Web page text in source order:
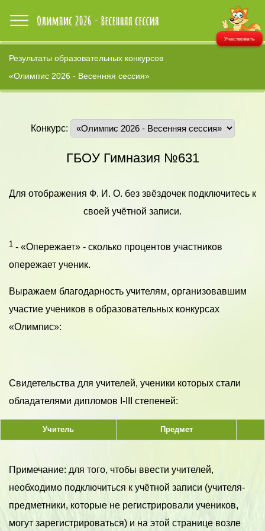
Участвовать
Результаты образовательных конкурсов
«Олимпис 2026 - Весенняя сессия»
Конкурс:
ГБОУ Гимназия №631
Для отображения Ф. И. О. без звёздочек подключитесь к
своей учётной записи.
1 - «Опережает» - сколько процентов участников
опережает ученик.
Выражаем благодарность учителям, организовавшим
участие учеников в образовательных конкурсах
«Олимпис»:
Свидетельства для учителей, ученики которых стали
обладателями дипломов I-III степеней:
Учитель Предмет
Примечание: для того, чтобы ввести учителей,
необходимо подключиться к учётной записи (учителя-
предметники, которые не регистрировали учеников,
могут зарегистрироваться) и на этой странице возле